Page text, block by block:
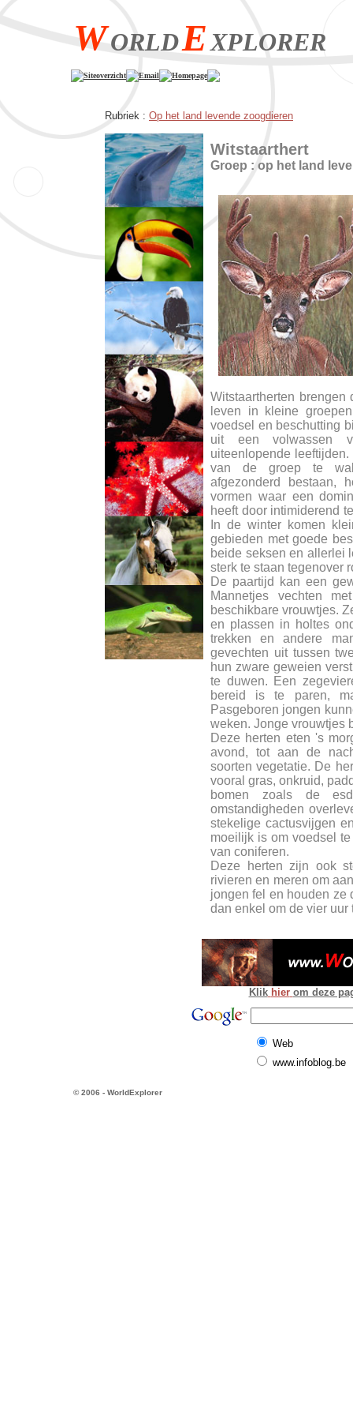
WORLDEXPLORER
Siteoverzicht Email Homepage
Rubriek : Op het land levende zoogdieren
Witstaarthert
Groep : op het land
Witstaartherten
leven in kleine
voedsel en beschutting
uit een volwassen
uiteenlopende
van de groep te
afgezonderd bestaan,
vormen waar een
heeft door intimiderend
In de winter komen
gebieden met goede
beide seksen en allerlei
sterk te staan tegenover
De paartijd kan een
Mannetjes vechten
beschikbare vrouwtjes.
en plassen in holtes
trekken en andere
gevechten uit tussen
hun zware geweien
te duwen. Een
bereid is te paren,
Pasgeboren jongen
weken. Jonge vrouwtjes
Deze herten eten 's
avond, tot aan de
soorten vegetatie. De
vooral gras, onkruid,
bomen zoals de
omstandigheden
stekelige cactusvijgen
moeilijk is om voedsel
van coniferen.
Deze herten zijn ook
rivieren en meren om
jongen fel en houden ze
dan enkel om de vier uur
Klik hier om deze
Web
www.infoblog.be
© 2006 - WorldExplorer